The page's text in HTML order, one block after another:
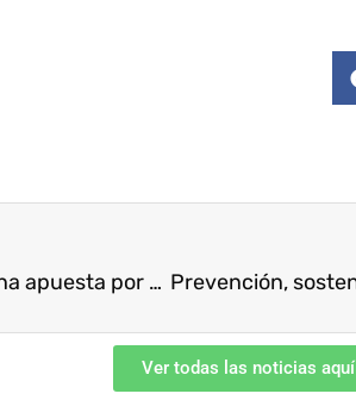
Summit del Sector Oil & Gas 2025: una apuesta por una industria segura, sostenible y centrada en las personas
Ver todas las noticias aquí